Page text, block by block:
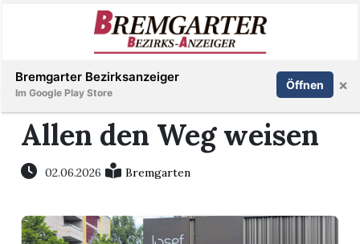
Immobilien
Inserieren Abonnieren Anmelden
Allen den Weg weisen
02.06.2026 Bremgarten
Bremgarter Bezirksanzeiger
Im Google Play Store
Öffnen ×